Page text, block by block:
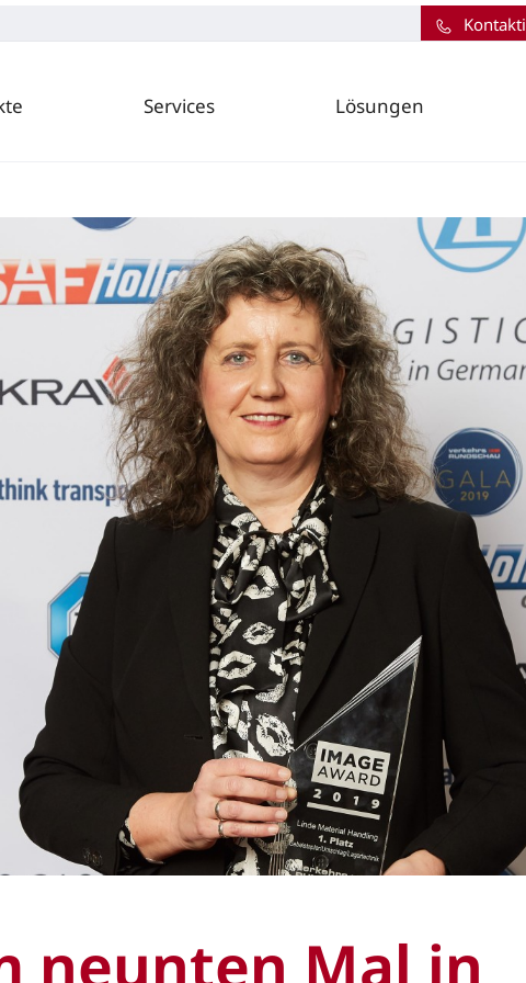
Services Lösungen
neunten Mal in